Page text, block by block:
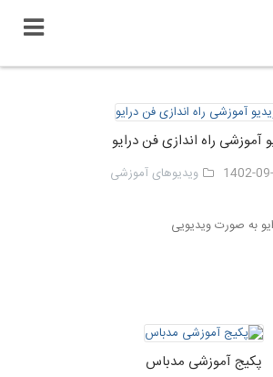
آموزشی راه اندازی فن درایو
ویدیوهای آموزشی
به صورت ویدیویی
پکیج آموزشی مدباس